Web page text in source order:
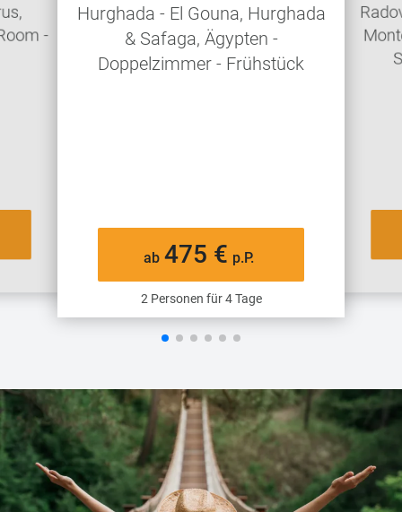
-
Hurghada - El Gouna, Hurghada
& Safaga, Ägypten -
Doppelzimmer - Frühstück
ab 475 € p.P.
2 Personen für 4 Tage